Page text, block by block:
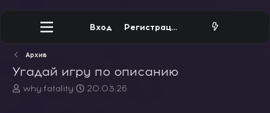
Вход Регистрация
Архив
Угадай игру по описанию
А
why.fatality
Д
20.03.26